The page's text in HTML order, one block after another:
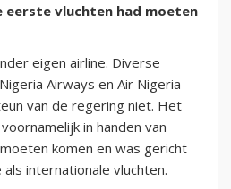
eerste vluchten had moeten
eigen airline. Diverse
Airways en Air Nigeria
van de regering niet. Het
in handen van
komen en was gericht
internationale vluchten.